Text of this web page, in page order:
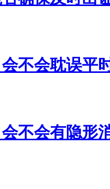
不会耽误平
不会有隐形